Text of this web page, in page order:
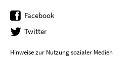
Facebook
Twitter
Hinweise zur Nutzung sozialer Medien